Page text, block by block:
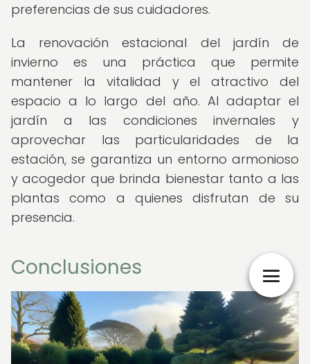
preferencias de sus cuidadores.
La renovación estacional del jardín de
invierno es una práctica que permite
mantener la vitalidad y el atractivo del
espacio a lo largo del año. Al adaptar el
jardín a las condiciones invernales y
aprovechar las particularidades de la
estación, se garantiza un entorno armonioso
y acogedor que brinda bienestar tanto a las
plantas como a quienes disfrutan de su
presencia.
Conclusiones